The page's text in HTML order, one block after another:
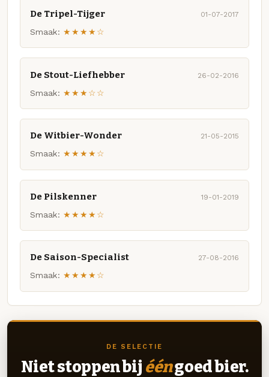
De Tripel-Tijger 01-07-2017
Smaak: ★★★★☆
De Stout-Liefhebber 26-02-2016
Smaak: ★★★☆☆
De Witbier-Wonder 21-05-2015
Smaak: ★★★★☆
De Pilskenner 19-01-2019
Smaak: ★★★★☆
De Saison-Specialist 27-08-2016
Smaak: ★★★★☆
DE SELECTIE
Niet stoppen bij ééngoed bier.